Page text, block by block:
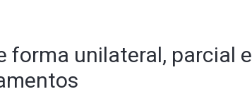
forma unilateral, parcial e